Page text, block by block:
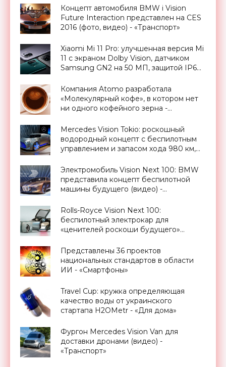
Концепт автомобиля BMW i Vision
Future Interaction представлен на CES
2016 (фото, видео) - «Транспорт»
Xiaomi Mi 11 Pro: улучшенная версия Mi
11 с экраном Dolby Vision, датчиком
Samsung GN2 на 50 МП, защитой IP68
«Смартфоны»
Компания Atomo разработала
«Молекулярный кофе», в котором нет
ни одного кофейного зерна -
Mercedes Vision Tokio: роскошный
водородный концепт с беспилотным
управлением и запасом хода 980 км,
«Транспорт»
Электромобиль Vision Next 100: BMW
представила концепт беспилотной
машины будущего (видео) -
Rolls-Royce Vision Next 100:
беспилотный электрокар для
«ценителей роскоши будущего»
Представлены 36 проектов
национальных стандартов в области
ИИ - «Смартфоны»
Travel Cup: кружка определяющая
качество воды от украинского
стартапа H2OMetr - «Для дома»
Фургон Mercedes Vision Van для
доставки дронами (видео) -
«Транспорт»